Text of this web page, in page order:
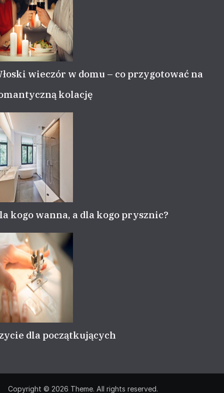
wieczór w domu – co przygotować na
kolację
kogo wanna, a dla kogo prysznic?
dla początkujących
Copyright © 2026 Theme. All rights reserved.